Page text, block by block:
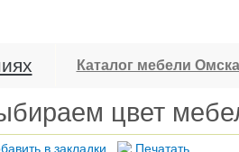
Каталог мебели Омска
цвет
в закладки Печатать